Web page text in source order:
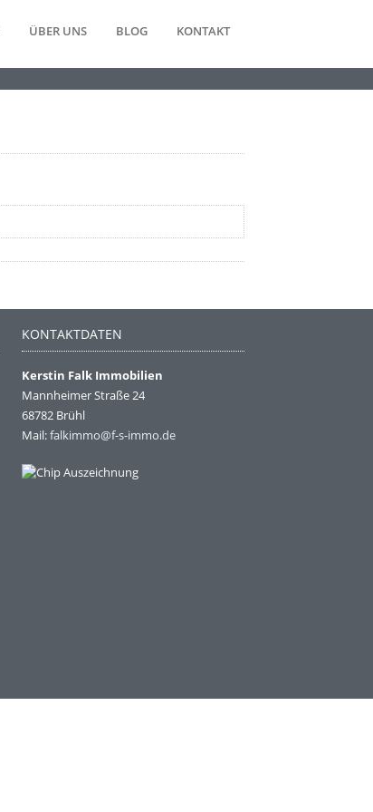
ÜBER UNS BLOG KONTAKT
KONTAKTDATEN
Kerstin Falk Immobilien
Mannheimer Straße 24
68782 Brühl
Mail:falkimmo@f-s-immo.de